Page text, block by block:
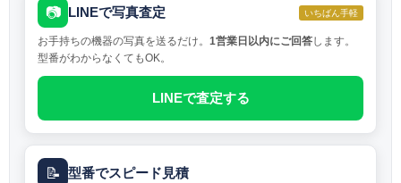
📷 LINEで写真査定 いちばん手軽
お手持ちの機器の写真を送るだけ。 1営業日以内にご回答します。
型番がわからなくてもOK。
LINEで査定する
📝 型番でスピード見積